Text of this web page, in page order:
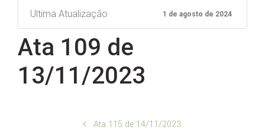
Ultima Atualização 1 de agosto de 2024
Ata 109 de
13/11/2023
Ata 115 de 14/11/2023